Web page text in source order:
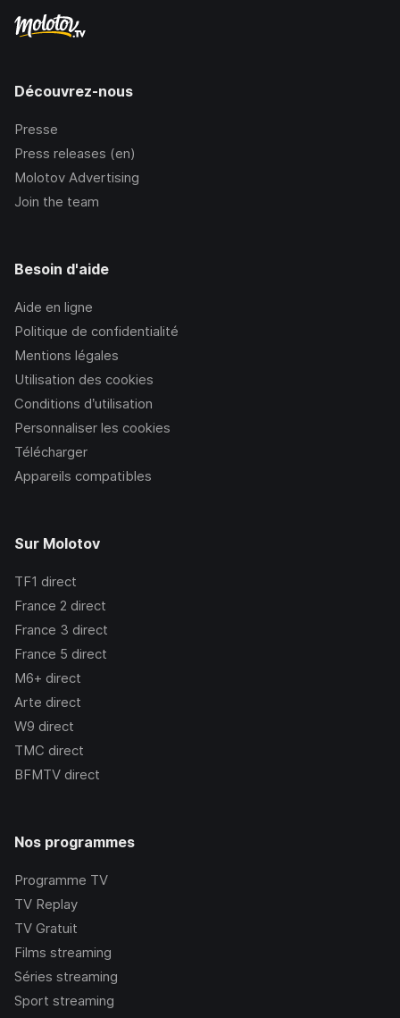
Découvrez-nous
Presse
Press releases (en)
Molotov Advertising
Join the team
Besoin d'aide
Aide en ligne
Politique de confidentialité
Mentions légales
Utilisation des cookies
Conditions d’utilisation
Personnaliser les cookies
Télécharger
Appareils compatibles
Sur Molotov
TF1 direct
France 2 direct
France 3 direct
France 5 direct
M6+ direct
Arte direct
W9 direct
TMC direct
BFMTV direct
Nos programmes
Programme TV
TV Replay
TV Gratuit
Films streaming
Séries streaming
Sport streaming